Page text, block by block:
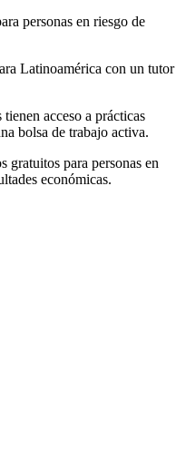
personas en riesgo de
Latinoamérica con un tutor
acceso a prácticas
bolsa de trabajo activa.
gratuitos para personas en
económicas.